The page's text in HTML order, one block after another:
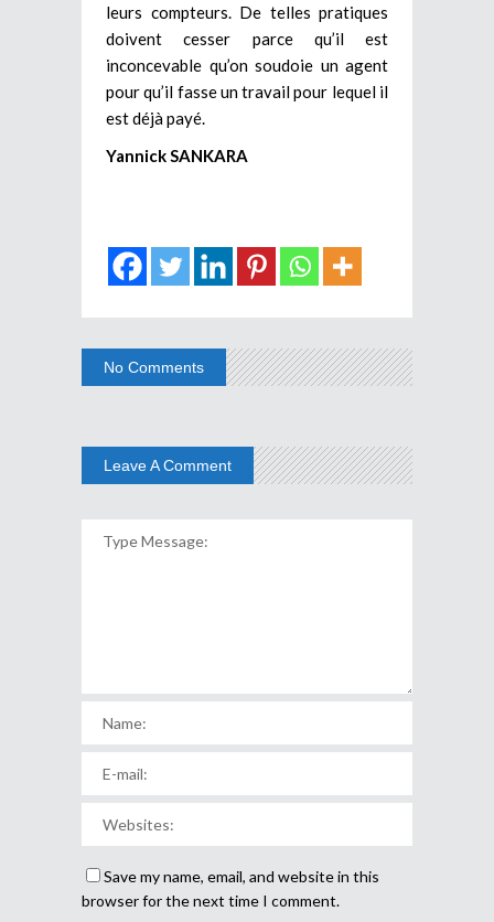
leurs compteurs. De telles pratiques
doivent cesser parce qu’il est
inconcevable qu’on soudoie un agent
pour qu’il fasse un travail pour lequel il
est déjà payé.
Yannick SANKARA
No Comments
Leave A Comment
Save my name, email, and website in this
browser for the next time I comment.